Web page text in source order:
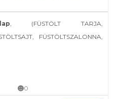
, (FÜSTÖLT TARJA,
FÜSTÖLTSZALONNA,
0